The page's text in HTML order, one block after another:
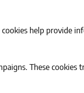
help provide
These